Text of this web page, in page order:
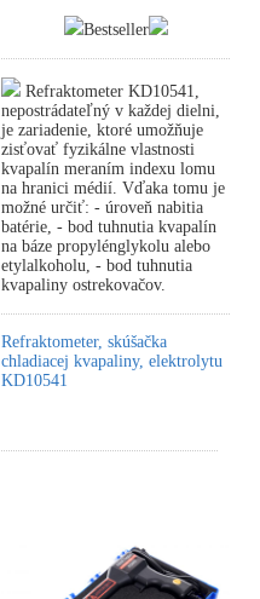
Bestseller
Refraktometer KD10541,
nepostrádateľný v každej dielni,
je zariadenie, ktoré umožňuje
zisťovať fyzikálne vlastnosti
kvapalín meraním indexu lomu
na hranici médií. Vďaka tomu je
možné určiť: - úroveň nabitia
batérie, - bod tuhnutia kvapalín
na báze propylénglykolu alebo
etylalkoholu, - bod tuhnutia
kvapaliny ostrekovačov.
Refraktometer, skúšačka
chladiacej kvapaliny, elektrolytu
KD10541